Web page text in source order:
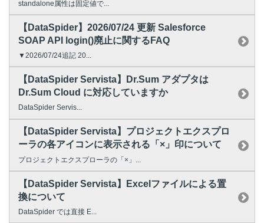
standalone属性は固定値で...
【DataSpider】2026/07/24 更新 Salesforce
SOAP API login()廃止に関するFAQ
▼2026/07/24追記 20...
【DataSpider Servista】Dr.Sum アダプタは
Dr.Sum Cloud に対応していますか
DataSpider Servis...
【DataSpider Servista】プロジェクトエクスプロ
ーラの各アイコンに表示される「×」印について
プロジェクトエクスプローラの「×」...
【DataSpider Servista】Excelファイルによる置
換について
DataSpider では直接 E...